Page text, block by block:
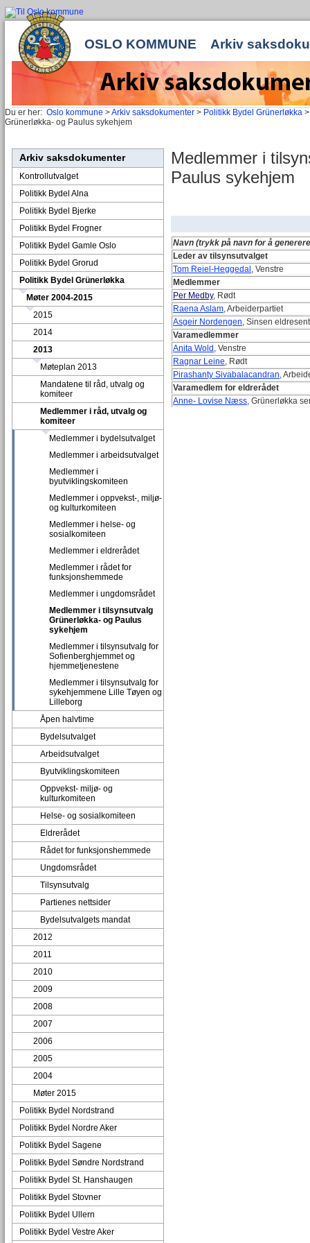
OSLO KOMMUNE Arkiv
Du er her: Oslo kommune >Arkiv saksdokumenter > Politikk Bydel Grünerløkka
Grünerløkka- og Paulus sykehjem
Arkiv saksdokumenter
Kontrollutvalget
Politikk Bydel Alna
Politikk Bydel Bjerke
Politikk Bydel Frogner
Politikk Bydel Gamle Oslo
Politikk Bydel Grorud
Politikk Bydel Grünerløkka
Møter 2004-2015
2015
2014
2013
Møteplan 2013
Mandatene til råd, utvalg og
komiteer
Medlemmer i råd, utvalg og
komiteer
Medlemmer i bydelsutvalget
Medlemmer i arbeidsutvalget
Medlemmer i
byutviklingskomiteen
Medlemmer i oppvekst-, miljø-
og kulturkomiteen
Medlemmer i helse- og
sosialkomiteen
Medlemmer i eldrerådet
Medlemmer i rådet for
funksjonshemmede
Medlemmer i ungdomsrådet
Medlemmer i tilsynsutvalg
Grünerløkka- og Paulus
sykehjem
Medlemmer i tilsynsutvalg for
Sofienberghjemmet og
hjemmetjenestene
Medlemmer i tilsynsutvalg for
sykehjemmene Lille Tøyen og
Lilleborg
Åpen halvtime
Bydelsutvalget
Arbeidsutvalget
Byutviklingskomiteen
Oppvekst- miljø- og
kulturkomiteen
Helse- og sosialkomiteen
Eldrerådet
Rådet for funksjonshemmede
Ungdomsrådet
Tilsynsutvalg
Partienes nettsider
Bydelsutvalgets mandat
2012
2011
2010
2009
2008
2007
2006
2005
2004
Møter 2015
Politikk Bydel Nordstrand
Politikk Bydel Nordre Aker
Politikk Bydel Sagene
Politikk Bydel Søndre Nordstrand
Politikk Bydel St. Hanshaugen
Politikk Bydel Stovner
Politikk Bydel Ullern
Politikk Bydel Vestre Aker
Medlemmer i
Paulus sykehjem
Navn (trykk på navn for å
Leder av tilsynsutvalget
Tom Reiel-Heggedal , Venstre
Medlemmer
Per Medby, Rødt
Raena Aslam, Arbeiderpartiet
Asgeir Nordengen, Sinsen
Varamedlemmer
Anita Wold , Venstre
Ragnar Leine, Rødt
Pirashanty Sivabalacandran,
Varamedlem for eldrerådet
Anne- Lovise Næss, Grünerløkka